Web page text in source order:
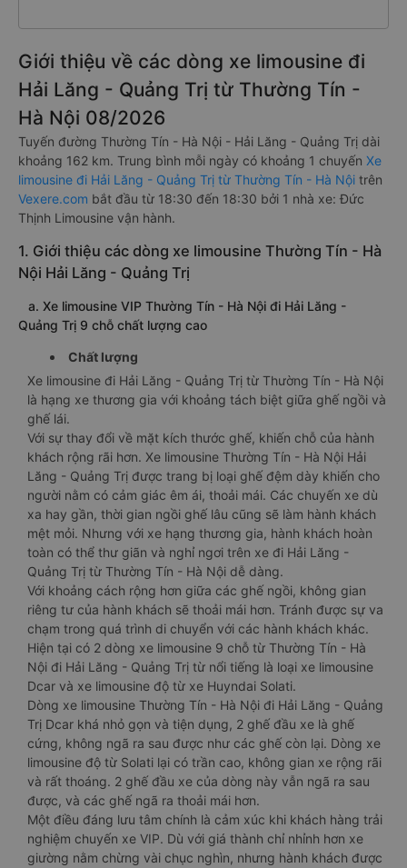
Giới thiệu về các dòng xe limousine đi
Hải Lăng - Quảng Trị từ Thường Tín -
Hà Nội 08/2026
Tuyến đường Thường Tín - Hà Nội - Hải Lăng - Quảng Trị dài
khoảng 162 km. Trung bình mỗi ngày có khoảng 1 chuyến Xe
limousine đi Hải Lăng - Quảng Trị từ Thường Tín - Hà Nội trên
Vexere.com bắt đầu từ 18:30 đến 18:30 bởi 1 nhà xe: Đức
Thịnh Limousine vận hành.
1. Giới thiệu các dòng xe limousine Thường Tín - Hà
Nội Hải Lăng - Quảng Trị
a. Xe limousine VIP Thường Tín - Hà Nội đi Hải Lăng -
Quảng Trị 9 chỗ chất lượng cao
Chất lượng
Xe limousine đi Hải Lăng - Quảng Trị từ Thường Tín - Hà Nội
là hạng xe thương gia với khoảng tách biệt giữa ghế ngồi và
ghế lái.
Với sự thay đổi về mặt kích thước ghế, khiến chỗ của hành
khách rộng rãi hơn. Xe limousine Thường Tín - Hà Nội Hải
Lăng - Quảng Trị được trang bị loại ghế đệm dày khiến cho
người nằm có cảm giác êm ái, thoải mái. Các chuyến xe dù
xa hay gần, thời gian ngồi ghế lâu cũng sẽ làm hành khách
mệt mỏi. Nhưng với xe hạng thương gia, hành khách hoàn
toàn có thể thư giãn và nghỉ ngơi trên xe đi Hải Lăng -
Quảng Trị từ Thường Tín - Hà Nội dễ dàng.
Với khoảng cách rộng hơn giữa các ghế ngồi, không gian
riêng tư của hành khách sẽ thoải mái hơn. Tránh được sự va
chạm trong quá trình di chuyển với các hành khách khác.
Hiện tại có 2 dòng xe limousine 9 chỗ từ Thường Tín - Hà
Nội đi Hải Lăng - Quảng Trị từ nổi tiếng là loại xe limousine
Dcar và xe limousine độ từ xe Huyndai Solati.
Dòng xe limousine Thường Tín - Hà Nội đi Hải Lăng - Quảng
Trị Dcar khá nhỏ gọn và tiện dụng, 2 ghế đầu xe là ghế
cứng, không ngã ra sau được như các ghế còn lại. Dòng xe
limousine độ từ Solati lại có trần cao, không gian xe rộng rãi
và rất thoáng. 2 ghế đầu xe của dòng này vẫn ngã ra sau
được, và các ghế ngã ra thoải mái hơn.
Một điều đáng lưu tâm chính là cảm xúc khi khách hàng trải
nghiệm chuyến xe VIP. Dù với giá thành chỉ nhỉnh hơn xe
giường nằm chừng vài chục nghìn, nhưng hành khách được